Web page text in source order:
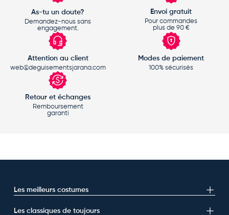
As-tu un doute?
Demandez-nous sans
engagement.
Envoi gratuit
Pour commandes
plus de 90 €
Attention au client
web@deguisementsjarana.com
Modes de paiement
100% sécurisés
Retour et échanges
Remboursement
garanti
Les meilleurs costumes
Les classiques de toujours